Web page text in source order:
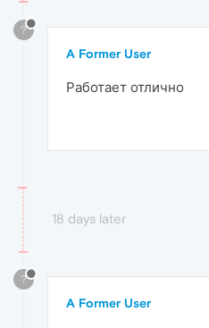
?
A Former User
Работает отлично
18 days later
?
A Former User